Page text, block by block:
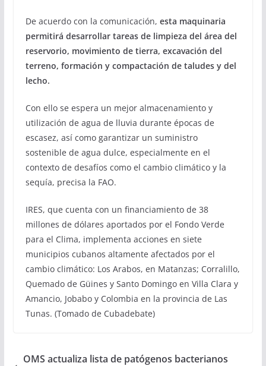
De acuerdo con la comunicación, esta maquinaria
permitirá desarrollar tareas de limpieza del área del
reservorio, movimiento de tierra, excavación del
terreno, formación y compactación de taludes y del
lecho.
Con ello se espera un mejor almacenamiento y
utilización de agua de lluvia durante épocas de
escasez, así como garantizar un suministro
sostenible de agua dulce, especialmente en el
contexto de desafíos como el cambio climático y la
sequía, precisa la FAO.
IRES, que cuenta con un financiamiento de 38
millones de dólares aportados por el Fondo Verde
para el Clima, implementa acciones en siete
municipios cubanos altamente afectados por el
cambio climático: Los Arabos, en Matanzas; Corralillo,
Quemado de Güines y Santo Domingo en Villa Clara y
Amancio, Jobabo y Colombia en la provincia de Las
Tunas. (Tomado de Cubadebate)
OMS actualiza lista de patógenos bacterianos